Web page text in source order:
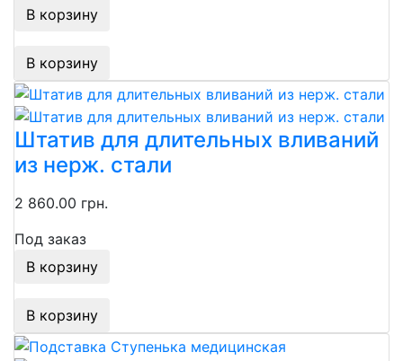
В корзину
В корзину
Штатив для длительных вливаний
из нерж. стали
2 860.00 грн.
Под заказ
В корзину
В корзину